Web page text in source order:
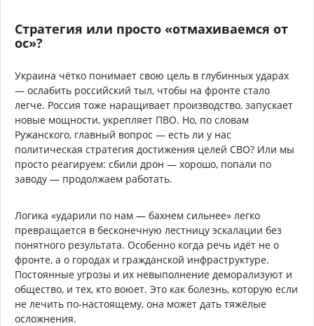
Стратегия или просто «отмахиваемся от
ос»?
Украина чётко понимает свою цель в глубинных ударах
— ослабить российский тыл, чтобы на фронте стало
легче. Россия тоже наращивает производство, запускает
новые мощности, укрепляет ПВО. Но, по словам
Ружанского, главный вопрос — есть ли у нас
политическая стратегия достижения целей СВО? Или мы
просто реагируем: сбили дрон — хорошо, попали по
заводу — продолжаем работать.
Логика «ударили по нам — бахнем сильнее» легко
превращается в бесконечную лестницу эскалации без
понятного результата. Особенно когда речь идёт не о
фронте, а о городах и гражданской инфраструктуре.
Постоянные угрозы и их невыполнение деморализуют и
общество, и тех, кто воюет. Это как болезнь, которую если
не лечить по-настоящему, она может дать тяжёлые
осложнения.